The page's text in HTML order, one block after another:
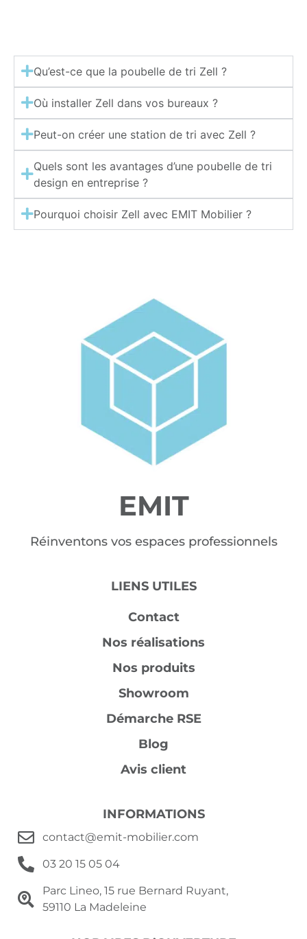
Qu’est-ce que la poubelle de tri Zell ?
Où installer Zell dans vos bureaux ?
Peut-on créer une station de tri avec Zell ?
Quels sont les avantages d’une poubelle de tri
design en entreprise ?
Pourquoi choisir Zell avec EMIT Mobilier ?
EMIT
Réinventons vos espaces professionnels
LIENS UTILES
Contact
Nos réalisations
Nos produits
Showroom
Démarche RSE
Blog
Avis client
INFORMATIONS
contact@emit-mobilier.com
03 20 15 05 04
Parc Lineo, 15 rue Bernard Ruyant,
59110 La Madeleine